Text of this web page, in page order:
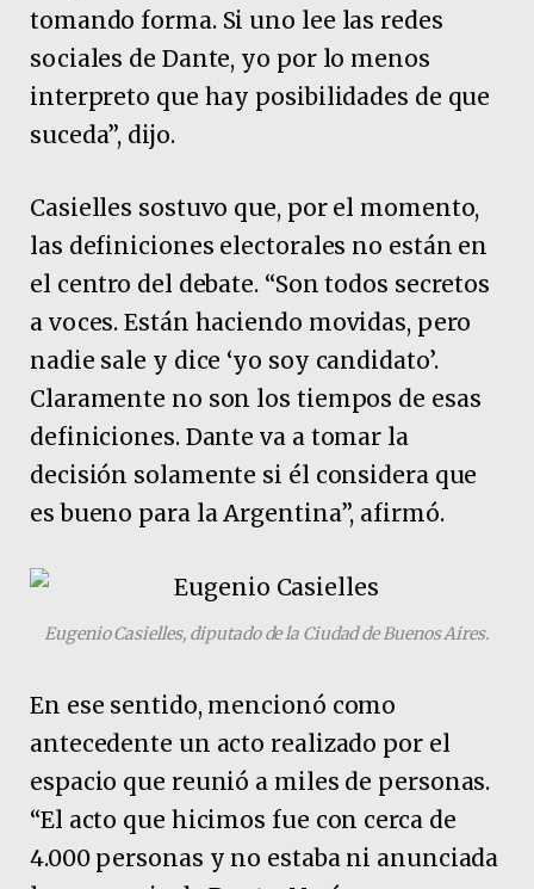
tomando forma. Si uno lee las redes
sociales de Dante, yo por lo menos
interpreto que hay posibilidades de que
suceda”, dijo.
Casielles sostuvo que, por el momento,
las definiciones electorales no están en
el centro del debate. “Son todos secretos
a voces. Están haciendo movidas, pero
nadie sale y dice ‘yo soy candidato’.
Claramente no son los tiempos de esas
definiciones. Dante va a tomar la
decisión solamente si él considera que
es bueno para la Argentina”, afirmó.
Eugenio Casielles, diputado de la Ciudad de Buenos Aires.
En ese sentido, mencionó como
antecedente un acto realizado por el
espacio que reunió a miles de personas.
“El acto que hicimos fue con cerca de
4.000 personas y no estaba ni anunciada